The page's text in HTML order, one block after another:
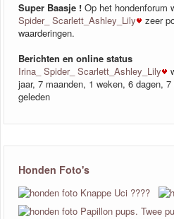
Super Baasje ! Op het hondenforum
Spider_ Scarlett_Ashley_Lily
zeer
waarderingen.
Berichten en online status
Irina_ Spider_ Scarlett_Ashley_Lily
jaar, 7 maanden, 1 weken, 6 dagen,
geleden
Honden Foto's